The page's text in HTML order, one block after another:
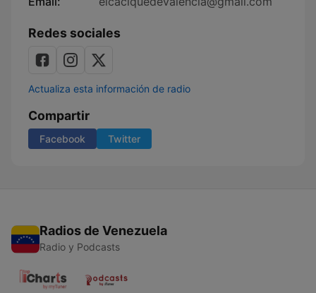
Redes sociales
Actualiza esta información de radio
Compartir
Facebook Twitter
Radios de Venezuela
Radio y Podcasts